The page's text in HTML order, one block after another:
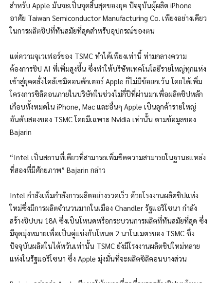
สำหรับ Apple มันจะเป็นจุดสิ้นสุดของยุค ปัจจุบันผู้ผลิต iPhone
อาศัย Taiwan Semiconductor Manufacturing Co. เพียงอย่างเดียว
ในการผลิตชิปที่ทันสมัยที่สุดสำหรับอุปกรณ์ของตน
แต่ความจุเวเฟอร์ของ TSMC ทำได้เพียงเท่านี้ ท่ามกลางความ
ต้องการชิป AI ที่เพิ่มสูงขึ้น ซึ่งทำให้บริษัทเทคโนโลยีรายใหญ่ทุกแห่ง
เข้าสู่ยุคคลั่งไคล้เซมิคอนดักเตอร์ Apple ก็ไม่มีข้อยกเว้น โดยได้เพิ่ม
โครงการซิลิคอนภายในบริษัทในช่วงไม่กี่ปีที่ผ่านมาเพื่อผลิตชิปหลัก
เกือบทั้งหมดใน iPhone, Mac และอื่นๆ Apple เป็นลูกค้ารายใหญ่
อันดับสองของ TSMC โดยมีเฉพาะ Nvidia เท่านั้น ตามข้อมูลของ
Bajarin
“Intel เป็นสถานที่เดียวที่สามารถเพิ่มขีดความสามารถในฐานะแหล่ง
ที่สองที่มีศักยภาพ” Bajarin กล่าว
Intel กำลังเพิ่มกำลังการผลิตอย่างรวดเร็ว ด้วยโรงงานผลิตชิปแห่ง
ใหม่ซึ่งมีการผลิตจำนวนมากในเมือง Chandler รัฐแอริโซนา กำลัง
สร้างชิปบน 18A ซึ่งเป็นโหนดหรือกระบวนการผลิตที่ทันสมัยที่สุด ซึ่ง
มีจุดมุ่งหมายเพื่อเป็นคู่แข่งกับโหนด 2 นาโนเมตรของ TSMC ซึ่ง
ปัจจุบันผลิตในไต้หวันเท่านั้น TSMC ยังมีโรงงานผลิตชิปใหม่หลาย
แห่งในรัฐแอริโซนา ซึ่ง Apple มุ่งมั่นที่จะผลิตซิลิคอนบางส่วน